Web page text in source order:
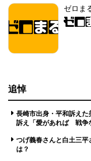
ゼロま
追悼
長崎市出身・平和訴え
訴え「愛があれば 戦争
つげ義春さんと白土三
は？